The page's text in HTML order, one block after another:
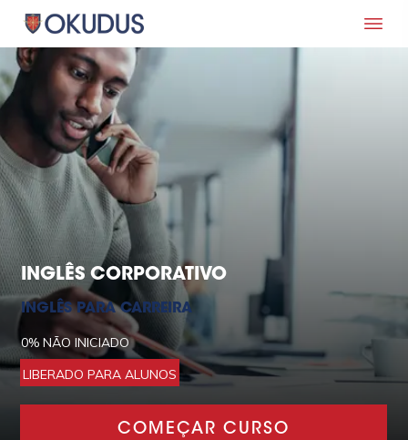
INGLÊS CORPORATIVO
INGLÊS PARA CARREIRA
0% NÃO INICIADO
LIBERADO PARA ALUNOS
COMEÇAR CURSO